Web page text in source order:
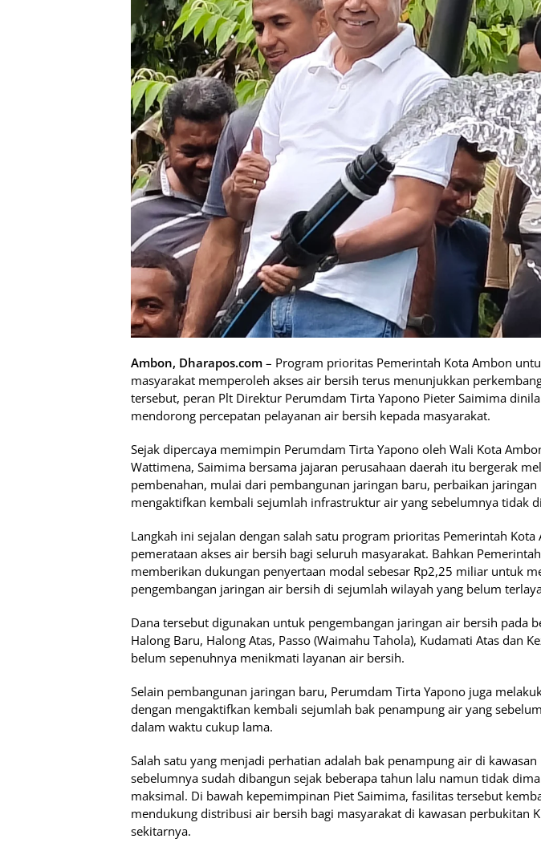
Ambon, Dharapos.com – Program prioritas Pemerintah Kota Ambon
masyarakat memperoleh akses air bersih terus menunjukkan
tersebut, peran Plt Direktur Perumdam Tirta Yapono Pieter Saimima
mendorong percepatan pelayanan air bersih kepada masyarakat.
Sejak dipercaya memimpin Perumdam Tirta Yapono oleh Wali Kota
Wattimena, Saimima bersama jajaran perusahaan daerah itu bergerak
pembenahan, mulai dari pembangunan jaringan baru, perbaikan jaringan
mengaktifkan kembali sejumlah infrastruktur air yang sebelumnya tidak
Langkah ini sejalan dengan salah satu program prioritas Pemerintah Kota
pemerataan akses air bersih bagi seluruh masyarakat. Bahkan
memberikan dukungan penyertaan modal sebesar Rp2,25 miliar untuk
pengembangan jaringan air bersih di sejumlah wilayah yang belum
Dana tersebut digunakan untuk pengembangan jaringan air bersih pada
Halong Baru, Halong Atas, Passo (Waimahu Tahola), Kudamati Atas dan
belum sepenuhnya menikmati layanan air bersih.
Selain pembangunan jaringan baru, Perumdam Tirta Yapono juga
dengan mengaktifkan kembali sejumlah bak penampung air yang
dalam waktu cukup lama.
Salah satu yang menjadi perhatian adalah bak penampung air di
sebelumnya sudah dibangun sejak beberapa tahun lalu namun tidak
maksimal. Di bawah kepemimpinan Piet Saimima, fasilitas tersebut
mendukung distribusi air bersih bagi masyarakat di kawasan perbukitan
sekitarnya.